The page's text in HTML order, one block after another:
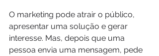
O marketing pode atrair o público,
apresentar uma solução e gerar
interesse. Mas, depois que uma
pessoa envia uma mensagem, pede